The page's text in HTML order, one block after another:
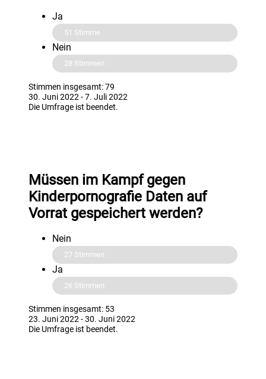
Ja
51 Stimme
Nein
28 Stimmen
Stimmen insgesamt: 79
30. Juni 2022 -7. Juli 2022
Die Umfrage ist beendet.
Müssen im Kampf gegen
Kinderpornografie Daten auf
Vorrat gespeichert werden?
Nein
27 Stimmen
Ja
26 Stimmen
Stimmen insgesamt: 53
23. Juni 2022 -30. Juni 2022
Die Umfrage ist beendet.